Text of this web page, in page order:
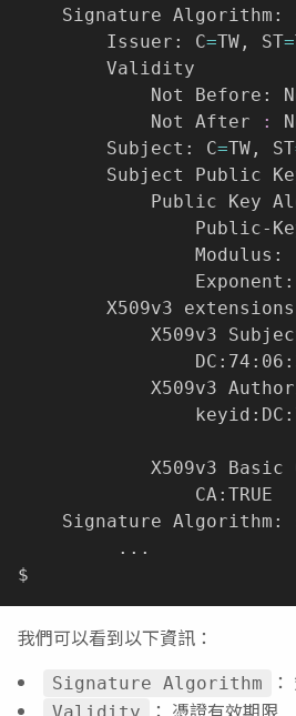
Signature Algorithm:
        Issuer: C
=TW, ST=
        Validity
Not Before:
            Not After
:
        Subject: C
=TW, ST
Subject Public
Public Key
Public-
                Modulus:
X509v3
X509v3
X509v3
X509v3 Basic
                CA:TRUE
Signature Algorithm:
.. .
我們可以看到以下資訊：
Signature Algorithm
： 憑證有效期限